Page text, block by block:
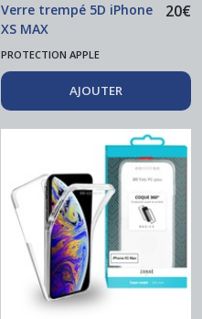
Verre trempé 5D iPhone
XS MAX
20€
PROTECTION APPLE
AJOUTER